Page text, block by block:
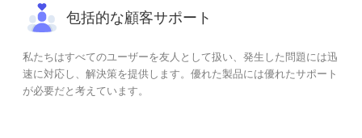
包括的な顧客サポート
私たちはすべてのユーザーを友人として扱い、発生した問題には迅
速に対応し、解決策を提供します。優れた製品には優れたサポート
が必要だと考えています。